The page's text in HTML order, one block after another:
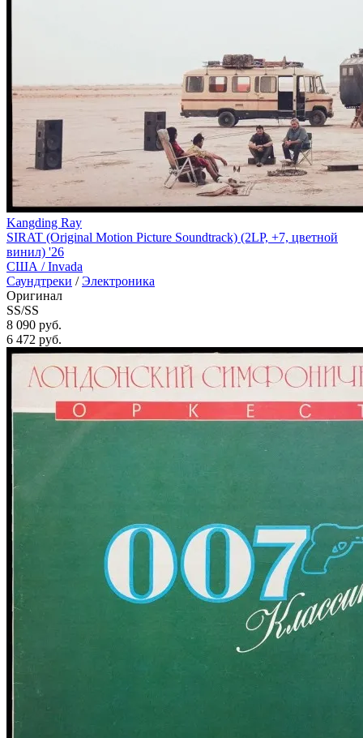
Kangding Ray
SIRAT (Original Motion Picture Soundtrack) (2LP, +7, цветной
винил) '26
США /Invada
Саундтреки /Электроника
Оригинал
SS/SS
8 090 руб.
6 472 руб.